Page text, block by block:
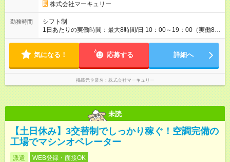
株式会社マーキュリー
勤務時間
シフト制
1日あたりの実働時間：最大8時間/日 10：00～19：00（実働8時
間／休憩1時間） ※勤務地により、異なる場合あり ＼残業は月平
おり、より働きやすい環境になるよう「働き方改革」を推進中
していきたい方、ぜひご応募ください♪
気になる！ 応募する 詳細へ
掲載元企業名 株式会社マーキュリー
未読
【土日休み】3交替制でしっかり稼ぐ！空調完備の
工場でマシンオペレーター
派遣 WEB登録・面接OK